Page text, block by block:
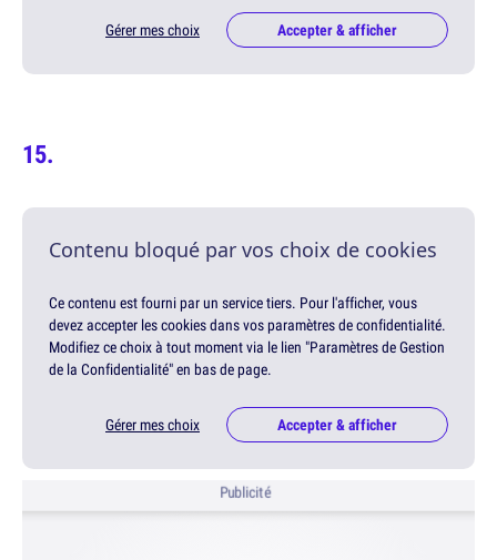
Gérer mes choix Accepter & afficher
Contenu bloqué par vos choix de cookies
Ce contenu est fourni par un service tiers. Pour l'afficher, vous
devez accepter les cookies dans vos paramètres de confidentialité.
Modifiez ce choix à tout moment via le lien "Paramètres de Gestion
de la Confidentialité" en bas de page.
Gérer mes choix Accepter & afficher
Publicité